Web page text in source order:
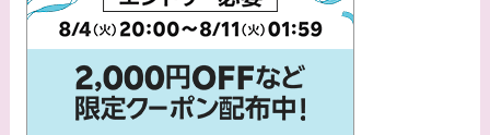
や現在の活動は？
【画像】平子理沙と似
てる有名人３選！ヒア
ルロン酸で顔が変わっ